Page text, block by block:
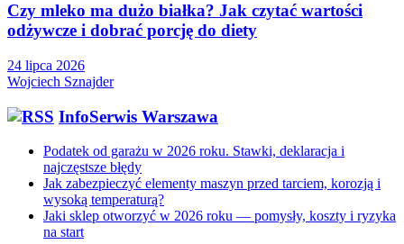
Czy mleko ma dużo białka? Jak czytać wartości
odżywcze i dobrać porcję do diety
24 lipca 2026
Wojciech Sznajder
InfoSerwis Warszawa
Podatek od garażu w 2026 roku. Stawki, deklaracja i
najczęstsze błędy
Jak zabezpieczyć elementy maszyn przed tarciem, korozją i
wysoką temperaturą?
Jaki sklep otworzyć w 2026 roku — pomysły, koszty i ryzyka
na start